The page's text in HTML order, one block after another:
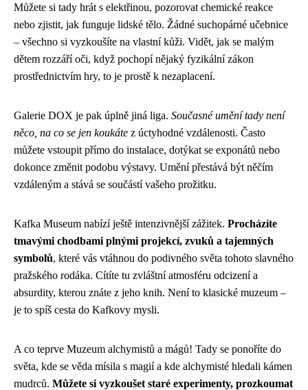
Můžete si tady hrát s elektřinou, pozorovat chemické reakce
nebo zjistit, jak funguje lidské tělo. Žádné suchopárné učebnice
– všechno si vyzkoušíte na vlastní kůži. Vidět, jak se malým
dětem rozzáří oči, když pochopí nějaký fyzikální zákon
prostřednictvím hry, to je prostě k nezaplacení.
Galerie DOX je pak úplně jiná liga. Současné umění tady není
něco, na co se jen koukáte z úctyhodné vzdálenosti. Často
můžete vstoupit přímo do instalace, dotýkat se exponátů nebo
dokonce změnit podobu výstavy. Umění přestává být něčím
vzdáleným a stává se součástí vašeho prožitku.
Kafka Museum nabízí ještě intenzivnější zážitek. Procházíte
tmavými chodbami plnými projekcí, zvuků a tajemných
symbolů, které vás vtáhnou do podivného světa tohoto slavného
pražského rodáka. Cítíte tu zvláštní atmosféru odcizení a
absurdity, kterou znáte z jeho knih. Není to klasické muzeum –
je to spíš cesta do Kafkovy mysli.
A co teprve Muzeum alchymistů a mágů! Tady se ponoříte do
světa, kde se věda mísila s magií a kde alchymisté hledali kámen
mudrců. Můžete si vyzkoušet staré experimenty, prozkoumat